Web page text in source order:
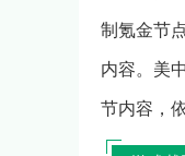
制氪金节
内容。美
节内容，